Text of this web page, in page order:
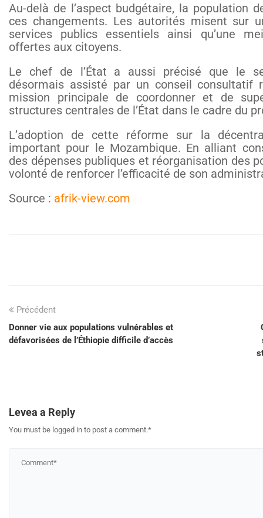
Au-delà de l’aspect budgétaire, la population
ces changements. Les autorités misent sur
services publics essentiels ainsi qu’une
offertes aux citoyens.
Le chef de l’État a aussi précisé que le
désormais assisté par un conseil consultatif
mission principale de coordonner et de
structures centrales de l’État dans le cadre du
L’adoption de cette réforme sur la
important pour le Mozambique. En alliant
des dépenses publiques et réorganisation des
volonté de renforcer l’efficacité de son
Source : afrik-view.com
Précédent
Donner vie aux populations vulnérables et
défavorisées de l’Éthiopie difficile d’accès
Levea a Reply
You must be logged in to post a comment.*